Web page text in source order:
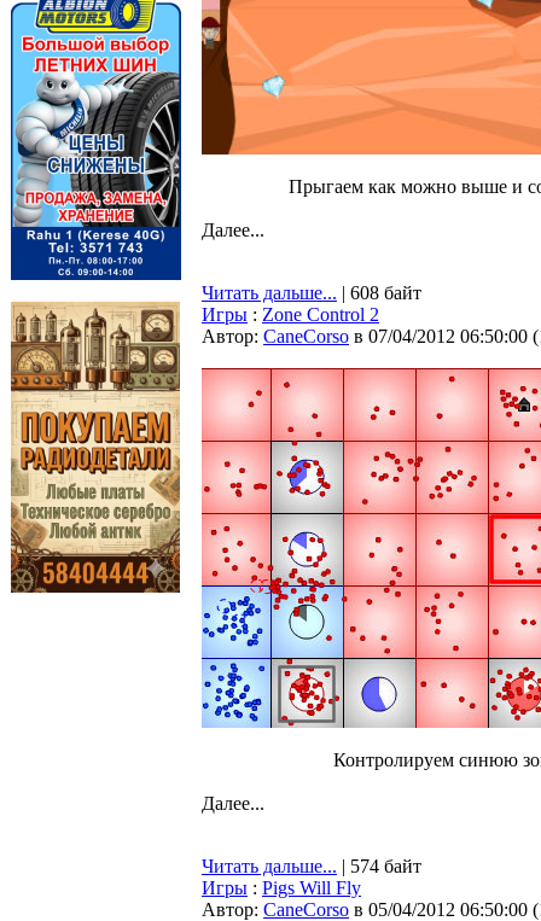
Прыгаем как можно выше и
Далее...
Читать дальше... | 608 байт
Игры : Zone Control 2
Автор: CaneCorso в 07/04/2012 06:50:00 (
Контролируем синюю
Далее...
Читать дальше... | 574 байт
Игры : Pigs Will Fly
Автор: CaneCorso в 05/04/2012 06:50:00 (